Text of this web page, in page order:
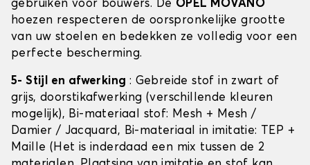
gebruiken voor bouwers. De OPEL MOVANO
hoezen respecteren de oorspronkelijke grootte
van uw stoelen en bedekken ze volledig voor een
perfecte bescherming.
5- Stijl en afwerking : Gebreide stof in zwart of
grijs, doorstikafwerking (verschillende kleuren
mogelijk), Bi-materiaal stof: Mesh + Mesh /
Damier / Jacquard, Bi-materiaal in imitatie: TEP +
Maille (Het is inderdaad een mix tussen de 2